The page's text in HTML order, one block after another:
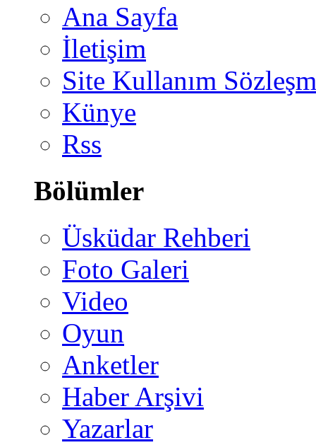
Ana Sayfa
İletişim
Site Kullanım
Künye
Rss
Bölümler
Üsküdar Rehberi
Foto Galeri
Video
Oyun
Anketler
Haber Arşivi
Yazarlar